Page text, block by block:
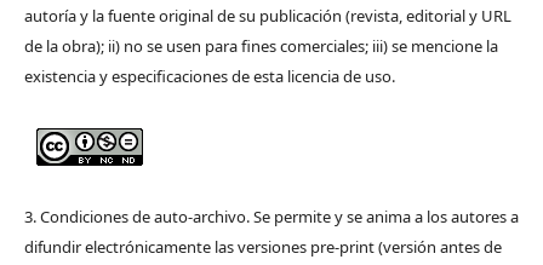
autoría y la fuente original de su publicación (revista, editorial y URL
de la obra); ii) no se usen para fines comerciales; iii) se mencione la
existencia y especificaciones de esta licencia de uso.
3. Condiciones de auto-archivo. Se permite y se anima a los autores a
difundir electrónicamente las versiones pre-print (versión antes de